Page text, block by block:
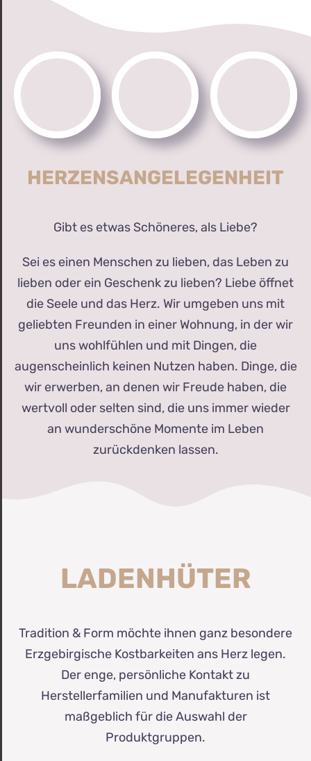
HERZENSANGELEGENHEIT
Gibt es etwas Schöneres, als Liebe?
Sei es einen Menschen zu lieben, das Leben zu
lieben oder ein Geschenk zu lieben? Liebe öffnet
die Seele und das Herz. Wir umgeben uns mit
geliebten Freunden in einer Wohnung, in der wir
uns wohlfühlen und mit Dingen, die
augenscheinlich keinen Nutzen haben. Dinge, die
wir erwerben, an denen wir Freude haben, die
wertvoll oder selten sind, die uns immer wieder
an wunderschöne Momente im Leben
zurückdenken lassen.
LADENHÜTER
Tradition & Form möchte ihnen ganz besondere
Erzgebirgische Kostbarkeiten ans Herz legen.
Der enge, persönliche Kontakt zu
Herstellerfamilien und Manufakturen ist
maßgeblich für die Auswahl der
Produktgruppen.